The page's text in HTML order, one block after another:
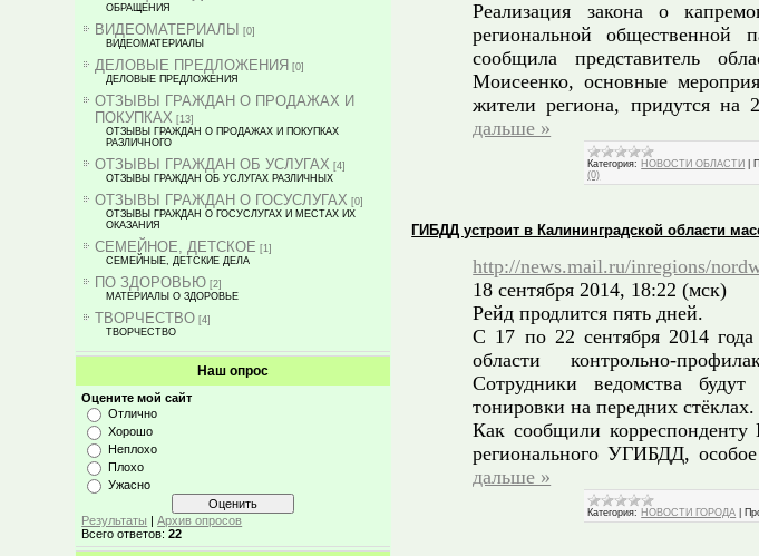
ОБРАЩЕНИЯ
ВИДЕОМАТЕРИАЛЫ
[0]
ВИДЕОМАТЕРИАЛЫ
ДЕЛОВЫЕ ПРЕДЛОЖЕНИЯ [0]
ДЕЛОВЫЕ ПРЕДЛОЖЕНИЯ
ОТЗЫВЫ ГРАЖДАН О ПРОДАЖАХ И
ПОКУПКАХ [13]
ОТЗЫВЫ ГРАЖДАН О ПРОДАЖАХ И ПОКУПКАХ
РАЗЛИЧНОГО
ОТЗЫВЫ ГРАЖДАН ОБ УСЛУГАХ [4]
ОТЗЫВЫ ГРАЖДАН ОБ УСЛУГАХ РАЗЛИЧНЫХ
ОТЗЫВЫ ГРАЖДАН О ГОСУСЛУГАХ [0]
ОТЗЫВЫ ГРАЖДАН О ГОСУСЛУГАХ И МЕСТАХ ИХ
ОКАЗАНИЯ
СЕМЕЙНОЕ, ДЕТСКОЕ [1]
СЕМЕЙНЫЕ, ДЕТСКИЕ ДЕЛА
ПО ЗДОРОВЬЮ [2]
МАТЕРИАЛЫ О ЗДОРОВЬЕ
ТВОРЧЕСТВО [4]
ТВОРЧЕСТВО
Наш опрос
Оцените мой сайт
Отлично
Хорошо
Неплохо
Плохо
Ужасно
Результаты |Архив опросов
Всего ответов:22
Реализация закона о
региональной общественной
сообщила представитель
Моисеенко, основные
жители региона, придутся
дальше »
Категория: НОВОСТИ ОБЛАСТИ
(0)
ГИБДД устроит в Калининградской области
http://news.mail.ru/inregions/
18 сентября 2014, 18:22 (мск)
Рейд продлится пять дней.
С 17 по 22 сентября 2014
области контрольно-
Сотрудники ведомства
тонировки на передних стёклах.
Как сообщили корреспонденту
регионального УГИБДД,
дальше »
Категория: НОВОСТИ ГОРОДА